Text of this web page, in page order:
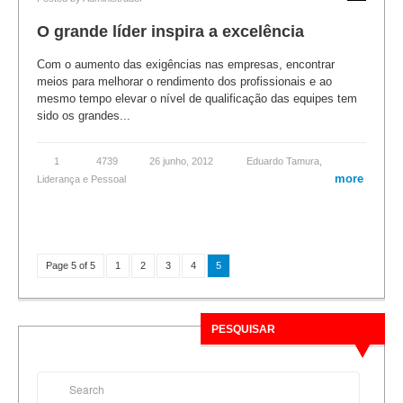
O grande líder inspira a excelência
Com o aumento das exigências nas empresas, encontrar
meios para melhorar o rendimento dos profissionais e ao
mesmo tempo elevar o nível de qualificação das equipes tem
sido os grandes...
1 4739 26 junho, 2012 Eduardo Tamura
Liderança e Pessoal
more
Page 5 of 5 1 2 3 4 5
PESQUISAR